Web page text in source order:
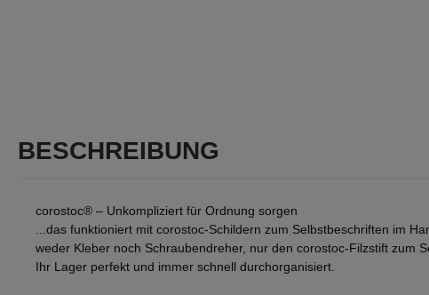
BESCHREIBUNG
corostoc® – Unkompliziert für Ordnung sorgen
...das funktioniert mit corostoc-Schildern zum Selbstbeschriften im
weder Kleber noch Schraubendreher, nur den corostoc-Filzstift zum
Ihr Lager perfekt und immer schnell durchorganisiert.